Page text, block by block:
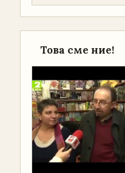
Това сме ние!